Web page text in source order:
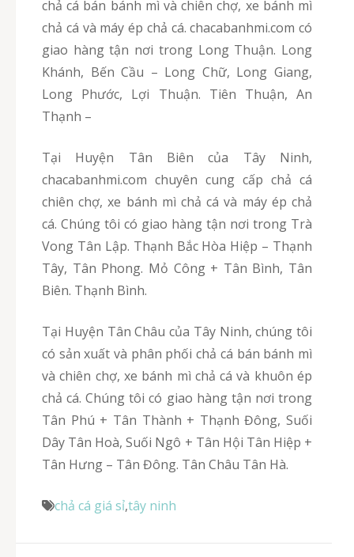
chả cá bán bánh mì và chiên chợ, xe bánh mì
chả cá và máy ép chả cá. chacabanhmi.com có
giao hàng tận nơi trong Long Thuận. Long
Khánh, Bến Cầu – Long Chữ, Long Giang,
Long Phước, Lợi Thuận. Tiên Thuận, An
Thạnh –
Tại Huyện Tân Biên của Tây Ninh,
chacabanhmi.com chuyên cung cấp chả cá
chiên chợ, xe bánh mì chả cá và máy ép chả
cá. Chúng tôi có giao hàng tận nơi trong Trà
Vong Tân Lập. Thạnh Bắc Hòa Hiệp – Thạnh
Tây, Tân Phong. Mỏ Công + Tân Bình, Tân
Biên. Thạnh Bình.
Tại Huyện Tân Châu của Tây Ninh, chúng tôi
có sản xuất và phân phối chả cá bán bánh mì
và chiên chợ, xe bánh mì chả cá và khuôn ép
chả cá. Chúng tôi có giao hàng tận nơi trong
Tân Phú + Tân Thành + Thạnh Đông, Suối
Dây Tân Hoà, Suối Ngô + Tân Hội Tân Hiệp +
Tân Hưng – Tân Đông. Tân Châu Tân Hà.
chả cá giá sỉ,tây ninh